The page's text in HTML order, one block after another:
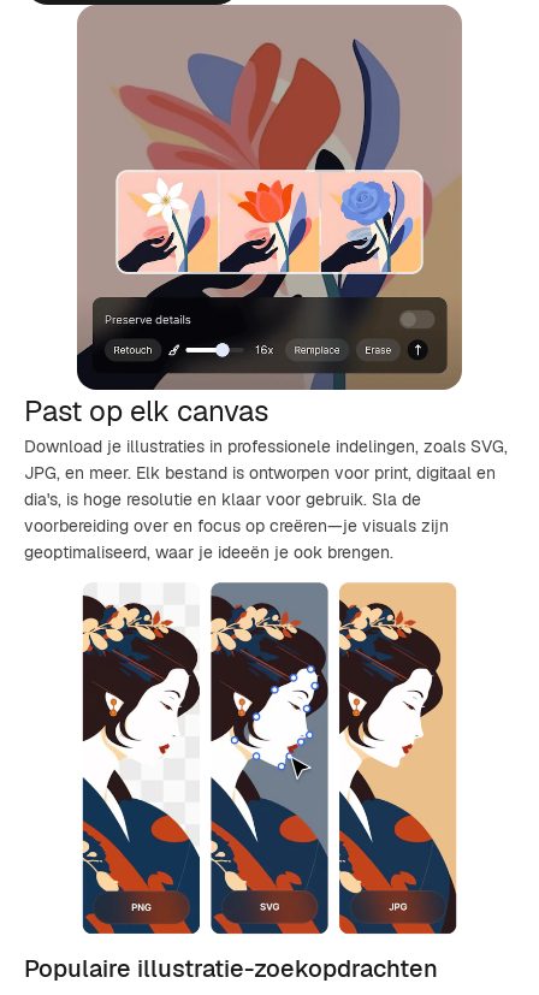
Past op elk canvas
Download je illustraties in professionele indelingen, zoals SVG,
JPG, en meer. Elk bestand is ontworpen voor print, digitaal en
dia's, is hoge resolutie en klaar voor gebruik. Sla de
voorbereiding over en focus op creëren—je visuals zijn
geoptimaliseerd, waar je ideeën je ook brengen.
Populaire illustratie-zoekopdrachten